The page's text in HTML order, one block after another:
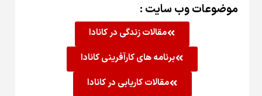
موضوعات وب سایت :
مقالات زندگی در کانادا
برنامه های کارآفرینی کانادا
مقالات کاریابی در کانادا